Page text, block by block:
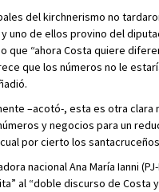
del kirchnerismo no
uno de ellos provino del
que “ahora Costa quiere
que los números no le
–acotó-, esta es otra clara
y negocios para un
por cierto los
nacional Ana María Ianni
al “doble discurso de Costa